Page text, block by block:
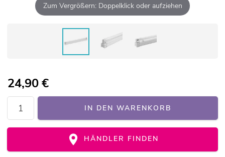
Zum Vergrößern: Doppelklick oder aufziehen
24,90€
IN DEN WARENKORB
HÄNDLER FINDEN